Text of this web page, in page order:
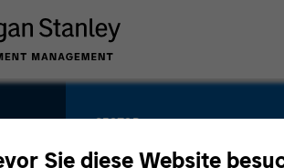
Sie diese Website
SECTOR